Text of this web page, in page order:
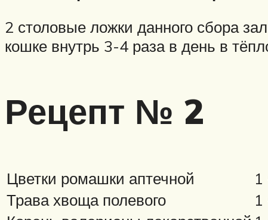
2 столовые ложки данного сбора
кошке внутрь 3-4 раза в день в
Рецепт № 2
Цветки ромашки аптечной
1
Трава хвоща полевого
1